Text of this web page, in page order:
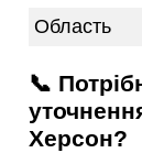
Область
📞 Потрібна додаткова інформація або
Херсон?